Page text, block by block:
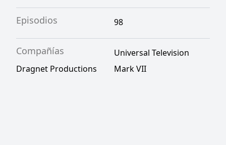
Episodios 98
Compañías
Universal Television
Dragnet Productions
Mark VII